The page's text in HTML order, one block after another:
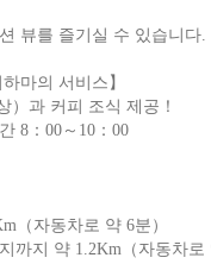
뷰를 즐기실 수 있습니다.
마의 서비스】
과 커피 조식 제공！
8：00～10：00
（자동차로 약 6분）
까지 약 1.2Km（자동차로